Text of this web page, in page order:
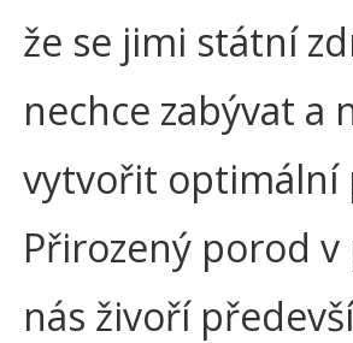
že se jimi státní
nechce zabývat a
vytvořit optimální
Přirozený porod
nás živoří